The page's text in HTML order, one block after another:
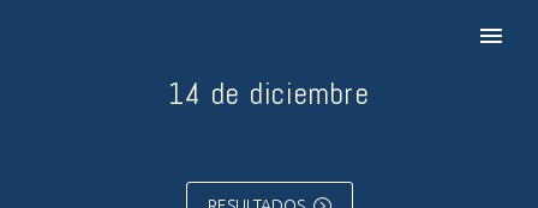
14 de diciembre